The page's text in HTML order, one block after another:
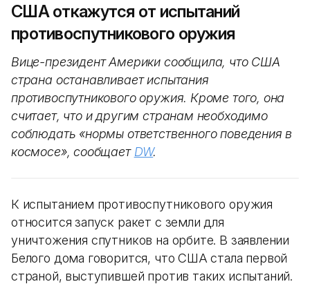
США откажутся от испытаний
противоспутникового оружия
Вице-президент Америки сообщила, что США
страна останавливает испытания
противоспутникового оружия. Кроме того, она
считает, что и другим странам необходимо
соблюдать «нормы ответственного поведения в
космосе», сообщает DW.
К испытанием противоспутникового оружия
относится запуск ракет с земли для
уничтожения спутников на орбите. В заявлении
Белого дома говорится, что США стала первой
страной, выступившей против таких испытаний.